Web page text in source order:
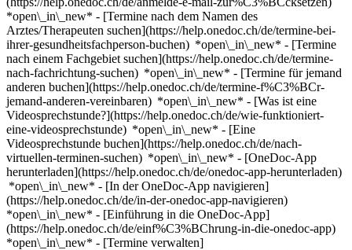
*open\_in\_new* - [Termine nach dem Namen des
Arztes/Therapeuten suchen](https://help.onedoc.ch/de/termine-bei-
ihrer-gesundheitsfachperson-buchen) *open\_in\_new* - [Termine
nach einem Fachgebiet suchen](https://help.onedoc.ch/de/termine-
nach-fachrichtung-suchen) *open\_in\_new* - [Termine für jemand
anderen buchen](https://help.onedoc.ch/de/termine-f%C3%BCr-
jemand-anderen-vereinbaren) *open\_in\_new* - [Was ist eine
Videosprechstunde?](https://help.onedoc.ch/de/wie-funktioniert-
eine-videosprechstunde) *open\_in\_new* - [Eine
Videosprechstunde buchen](https://help.onedoc.ch/de/nach-
virtuellen-terminen-suchen) *open\_in\_new* - [OneDoc-App
herunterladen](https://help.onedoc.ch/de/onedoc-app-herunterladen)
*open\_in\_new* - [In der OneDoc-App navigieren]
(https://help.onedoc.ch/de/in-der-onedoc-app-navigieren)
*open\_in\_new* - [Einführung in die OneDoc-App]
(https://help.onedoc.ch/de/einf%C3%BChrung-in-die-onedoc-app)
*open\_in\_new* - [Termine verwalten](https://help.onedoc.ch/de/termine-verwalten) *open\_in\_new* - [Termine absagen](https://help.onedoc.ch/de/online-gebuchte-termine-absagen) *open\_in\_new* - [Ich erhalte keine Terminbestätigung](https://help.onedoc.ch/de/ich-erhalte-keine-terminbest%C3%A4tigung) *open\_in\_new* [Alle unsere Artikel anzeigen *open\_in\_new*](https://help.onedoc.ch/de/) ![Dr. Jacob, Zahnärztin in Heiden](https://www.onedoc.ch/assets/images/female.png "Dr. Jacob, Zahnärztin in Heiden") # Dr. Stefanie Jacob ## Zahnärztin Zusammenfassung Karte Vorstellung Diese Gesundheitsfachperson kann noch nicht auf OneDoc gebucht werden.[Buchen Sie online einen Termin mit einem Zahnarzt in Heiden dank OneDoc.](https://www.onedoc.ch/de/zahnarzt/heiden) ![Patient mit Pluszeichen, der anzeigt, dass neue Patienten angenommen werden](https://www.onedoc.ch/assets/images/icons/new-patients.svg) ### Zugelassene Patienten Dr. Stefanie Jacob akzeptiert neue Patienten ![Aktenkoffer-Symbol, das die Fachgebiete der Fachperson ank\u00fcndigt](https://www.onedoc.ch/assets/images/icons/specialties.svg) ### Fachrichtungen Zahnmedizin ![Standortmarker, der Karte und Zugangsinformationen zur Praxis anzeigt](https://www.onedoc.ch/assets/images/icons/map.svg) ### Karte und Anreiseinformationen #### Praxis Nelkenweg 3 9410 Heiden ![Dokument-Symbol, das die Vorstellung der Praxis ankündigt](https://www.onedoc.ch/assets/images/icons/presentation.svg) ### Vorstellung der Gesundheitsfachperson Dr. Jacob, __Zahnärztin in Heiden__, heisst Sie Willkommen an folgender Adresse: Nelkenweg 3. Dr. Jacob praktiziert __Zahnmedizin in Heiden__. Für weitere Informationen oder um einen Termin zu buchen, rufen Sie in der Praxis an: [071 599 12 12](tel:+41715991212). * * * #### Gesprochene Sprachen Französisch ![Sprechblasen-Symbol, das den FAQ-Bereich ank\u00fcndigt](https://www.onedoc.ch/assets/images/icons/faq.svg) ### FAQ *expand\_more* *keyboard\_arrow\_right* ## Wie lautet die Adresse von Dr. Stefanie Jacob? Dr. Stefanie Jacob empfängt Patienten hier: Nelkenweg 3, 9410 Heiden. * * * *keyboard\_arrow\_right* ## Welche Sprachen werden von Dr. Stefanie Jacob gesprochen? Dr. Stefanie Jacob behandelt Patienten auf Französisch. * * * *keyboard\_arrow\_right* ## Wie lautet die Telefonnummer von Dr. Stefanie Jacob? Die Telefonnummer von Dr. Stefanie Jacob ist [071 599 12 12](tel:+41715991212). * * * *keyboard\_arrow\_right* ## Was sind die Fachgebiete von Dr. Stefanie Jacob? Dr. Stefanie Jacob führt [Zahnmedizin](https://www.onedoc.ch/de/zahnarzt/heiden) in Heiden durch. 1. [OneDoc](https://www.onedoc.ch/de/)/ 2. [Zahnarzt](https://www.onedoc.ch/de/zahnarzt)/ 3. [Kanton Appenzell Ausserrhoden](https://www.onedoc.ch/de/zahnarzt/kanton-appenzell-ausserrhoden)/ 4. [Heiden](https://www.onedoc.ch/de/zahnarzt/heiden)/ 5. Dr. Stefanie Jacob [*edit*Informationen ändern oder mein Profil löschen](mailto:support@onedoc.ch?subject=Beschreibung%20updaten%20-%20Dr.%20Stefanie%20Jacob%20-%20%2363979) ### Sind Sie Dr. Stefanie Jacob? Übernehmen Sie die Kontrolle über Ihr OneDoc-Profil! Optimieren Sie die Verwaltung Ihrer Praxis mit unserer Online-Terminvereinbarungslösung: *call\_received*Reduzieren Sie No-Shows dank automatisch versendeter Erinnerungs-SMS. *access\_time*Vereinfachen Sie die Verwaltung Ihrer Praxis und sparen Sie administrative Zeit. *visibility*Bieten Sie die Online-Terminbuchung an, ein geschätzter Service für Ihre Patienten. *thumb\_up*Steigern Sie Ihre Sichtbarkeit dank der führenden Terminreservierungsplattform für medizinische Termine in der Schweiz. [OneDoc Pro entdecken](https://info.onedoc.ch/de/) ### Laden Sie die OneDoc-App herunter Buchen Sie online einen Termin bei einem Arzt, Zahnarzt oder Therapeuten in Ihrer Nähe in der Schweiz. Mit der OneDoc-App können Sie alle Ihre medizinischen Termine von Ihrem Handy aus verwalten, jederzeit und überall. ![QR-Code, der zum Apple App Store oder Google Play leitet, um die OneDoc Patienten-App zu laden](https://www.onedoc.ch/assets/images/download-app-qr.jpeg) Scannen Sie den QR-Code, um die App herunterzuladen [![Laden Sie unsere App im App Store herunter!](https://www.onedoc.ch/assets/images/app-store-badge-de.svg)](https://apps.apple.com/ch/app/onedoc/id1592376413?l=fr)[![Laden Sie unsere App im Google Play Store herunter!](https://www.onedoc.ch/assets/images/google-play-badge-de.png)](https://play.google.com/store/apps/details?id=ch.onedoc.patient&hl=fr-CH) *keyboard\_arrow\_right* ## Verwandte Fachgebiete [Zahnarzt in St. Gallen](https://www.onedoc.ch/de/zahnarzt/st-gallen)[Zahnarzt in Buchs SG](https://www.onedoc.ch/de/zahnarzt/buchs?state=SG) *keyboard\_arrow\_right* ## Beliebte Suchbegriffe [Hausarzt (Allgemeinmedizin) in St. Gallen](https://www.onedoc.ch/de/hausarzt-allgemeinmedizin/st-gallen)[Physiotherapeut in St. Gallen](https://www.onedoc.ch/de/physiotherapeut/st-gallen)[Physiotherapeut in Abtwil SG](https://www.onedoc.ch/de/physiotherapeut/abtwil?state=SG)[Hausarzt (Allgemeinmedizin) in Sargans](https://www.onedoc.ch/de/hausarzt-allgemeinmedizin/sargans)[Facharzt für Allgemeine Innere Medizin in Frauenfeld](https://www.onedoc.ch/de/facharzt-fur-allgemeine-innere-medizin/frauenfeld)[Impfzentrum in St. Gallen](https://www.onedoc.ch/de/impfzentrum/st-gallen)[Sportphysiotherapeut in Abtwil SG](https://www.onedoc.ch/de/sportphysiotherapeut/abtwil?state=SG)[Hausarzt (Allgemeinmedizin) in Müllheim](https://www.onedoc.ch/de/hausarzt-allgemeinmedizin/mullheim)[Hausarzt (Allgemeinmedizin) in Uzwil](https://www.onedoc.ch/de/hausarzt-allgemeinmedizin/uzwil)[Gynäkologe (Frauenarzt und Geburtshelfer) in St. Gallen](https://www.onedoc.ch/de/gynakologe-frauenarzt-und-geburtshelfer/st-gallen)[Hausarzt (Allgemeinmedizin) in Abtwil SG](https://www.onedoc.ch/de/hausarzt-allgemeinmedizin/abtwil?state=SG)[Physiotherapeut in Gossau SG](https://www.onedoc.ch/de/physiotherapeut/gossau?state=SG)[Gynäkologe (Frauenarzt und Geburtshelfer) in Kreuzlingen](https://www.onedoc.ch/de/gynakologe-frauenarzt-und-geburtshelfer/kreuzlingen)[Gynäkologe (Frauenarzt und Geburtshelfer) in Frauenfeld](https://www.onedoc.ch/de/gynakologe-frauenarzt-und-geburtshelfer/frauenfeld)[Augenarzt in Weinfelden](https://www.onedoc.ch/de/augenarzt/weinfelden)[Gesundheitsdienstleistungen der Apotheke in St. Gallen](https://www.onedoc.ch/de/gesundheitsdienstleistungen-der-apotheke/st-gallen)[Sportphysiotherapeut in St. Gallen](https://www.onedoc.ch/de/sportphysiotherapeut/st-gallen)[Physiotherapeut in Wil SG](https://www.onedoc.ch/de/physiotherapeut/wil?state=SG)[Masseur (klassische Massage) in Frauenfeld](https://www.onedoc.ch/de/masseur-klassische-massage/frauenfeld)[TCM Naturheilpraktiker in Kreuzlingen](https://www.onedoc.ch/de/tcm-naturheilpraktiker/kreuzlingen)[Kinderarzt in Frauenfeld](https://www.onedoc.ch/de/kinderarzt/frauenfeld) *keyboard\_arrow\_right* ## Finden Sie einen Arzt oder Therapeuten [Ärzte- und Therapeutenverzeichnis](https://www.onedoc.ch/de/verzeichnis) [A](https://www.onedoc.ch/de/verzeichnis/A) [B](https://www.onedoc.ch/de/verzeichnis/B) [C](https://www.onedoc.ch/de/verzeichnis/C) [D](https://www.onedoc.ch/de/verzeichnis/D) [E](https://www.onedoc.ch/de/verzeichnis/E) [F](https://www.onedoc.ch/de/verzeichnis/F) [G](https://www.onedoc.ch/de/verzeichnis/G) [H](https://www.onedoc.ch/de/verzeichnis/H) [I](https://www.onedoc.ch/de/verzeichnis/I) [J](https://www.onedoc.ch/de/verzeichnis/J) [K](https://www.onedoc.ch/de/verzeichnis/K) [L](https://www.onedoc.ch/de/verzeichnis/L) [M](https://www.onedoc.ch/de/verzeichnis/M) [N](https://www.onedoc.ch/de/verzeichnis/N) [O](https://www.onedoc.ch/de/verzeichnis/O) [P](https://www.onedoc.ch/de/verzeichnis/P) [Q](https://www.onedoc.ch/de/verzeichnis/Q) [R](https://www.onedoc.ch/de/verzeichnis/R) [S](https://www.onedoc.ch/de/verzeichnis/S) [T](https://www.onedoc.ch/de/verzeichnis/T) [U](https://www.onedoc.ch/de/verzeichnis/U) [V](https://www.onedoc.ch/de/verzeichnis/V) [W](https://www.onedoc.ch/de/verzeichnis/W) [X](https://www.onedoc.ch/de/verzeichnis/X) [Y](https://www.onedoc.ch/de/verzeichnis/Y) [Z](https://www.onedoc.ch/de/verzeichnis/Z) ## OneDoc [Ich bin Gesundheitsfachperson](https://info.onedoc.ch/de/) [Über uns](https://info.onedoc.ch/de/unsere-mission/) [Presse](https://info.onedoc.ch/de/media/) [Karriere](https://career.onedoc.ch/de) [Datenschutzzentrum](https://privacy.onedoc.ch/de/) [Verwaltung der Cookies](javascript:Didomi.preferences.show%28%29) [Hilfezentrum](https://help.onedoc.ch/de/) ## Sprachen [Deutsch](https://www.onedoc.ch/de/zahnarztin/heiden/pqbu/dr-stefanie-jacob) [Français](https://www.onedoc.ch/fr/medecin-dentiste/heiden/pqbu/dr-stefanie-jacob) [Italiano](https://www.onedoc.ch/it/dentista/heiden/pqbu/dr-stefanie-jacob) [English](https://www.onedoc.ch/en/dentist/heiden/pqbu/dr-stefanie-jacob) ## Verwandte Fachgebiete [Zahnarzt in St. Gallen](https://www.onedoc.ch/de/zahnarzt/st-gallen) [Zahnarzt in Buchs SG](https://www.onedoc.ch/de/zahnarzt/buchs?state=SG) ## Beliebte Suchbegriffe [Hausarzt (Allgemeinmedizin) in St. Gallen](https://www.onedoc.ch/de/hausarzt-allgemeinmedizin/st-gallen) [Physiotherapie in St. Gallen](https://www.onedoc.ch/de/physiotherapeut/st-gallen) [Physiotherapie in Abtwil SG](https://www.onedoc.ch/de/physiotherapeut/abtwil?state=SG) [Hausarzt (Allgemeinmedizin) in Sargans](https://www.onedoc.ch/de/hausarzt-allgemeinmedizin/sargans) [Facharzt für Allgemeine Innere Medizin in Frauenfeld](https://www.onedoc.ch/de/facharzt-fur-allgemeine-innere-medizin/frauenfeld) [Impfzentrum in St. Gallen](https://www.onedoc.ch/de/impfzentrum/st-gallen) [Sportphysiotherapie in Abtwil SG](https://www.onedoc.ch/de/sportphysiotherapeut/abtwil?state=SG) [Hausarzt (Allgemeinmedizin) in Müllheim](https://www.onedoc.ch/de/hausarzt-allgemeinmedizin/mullheim) [Hausarzt (Allgemeinmedizin) in Uzwil](https://www.onedoc.ch/de/hausarzt-allgemeinm